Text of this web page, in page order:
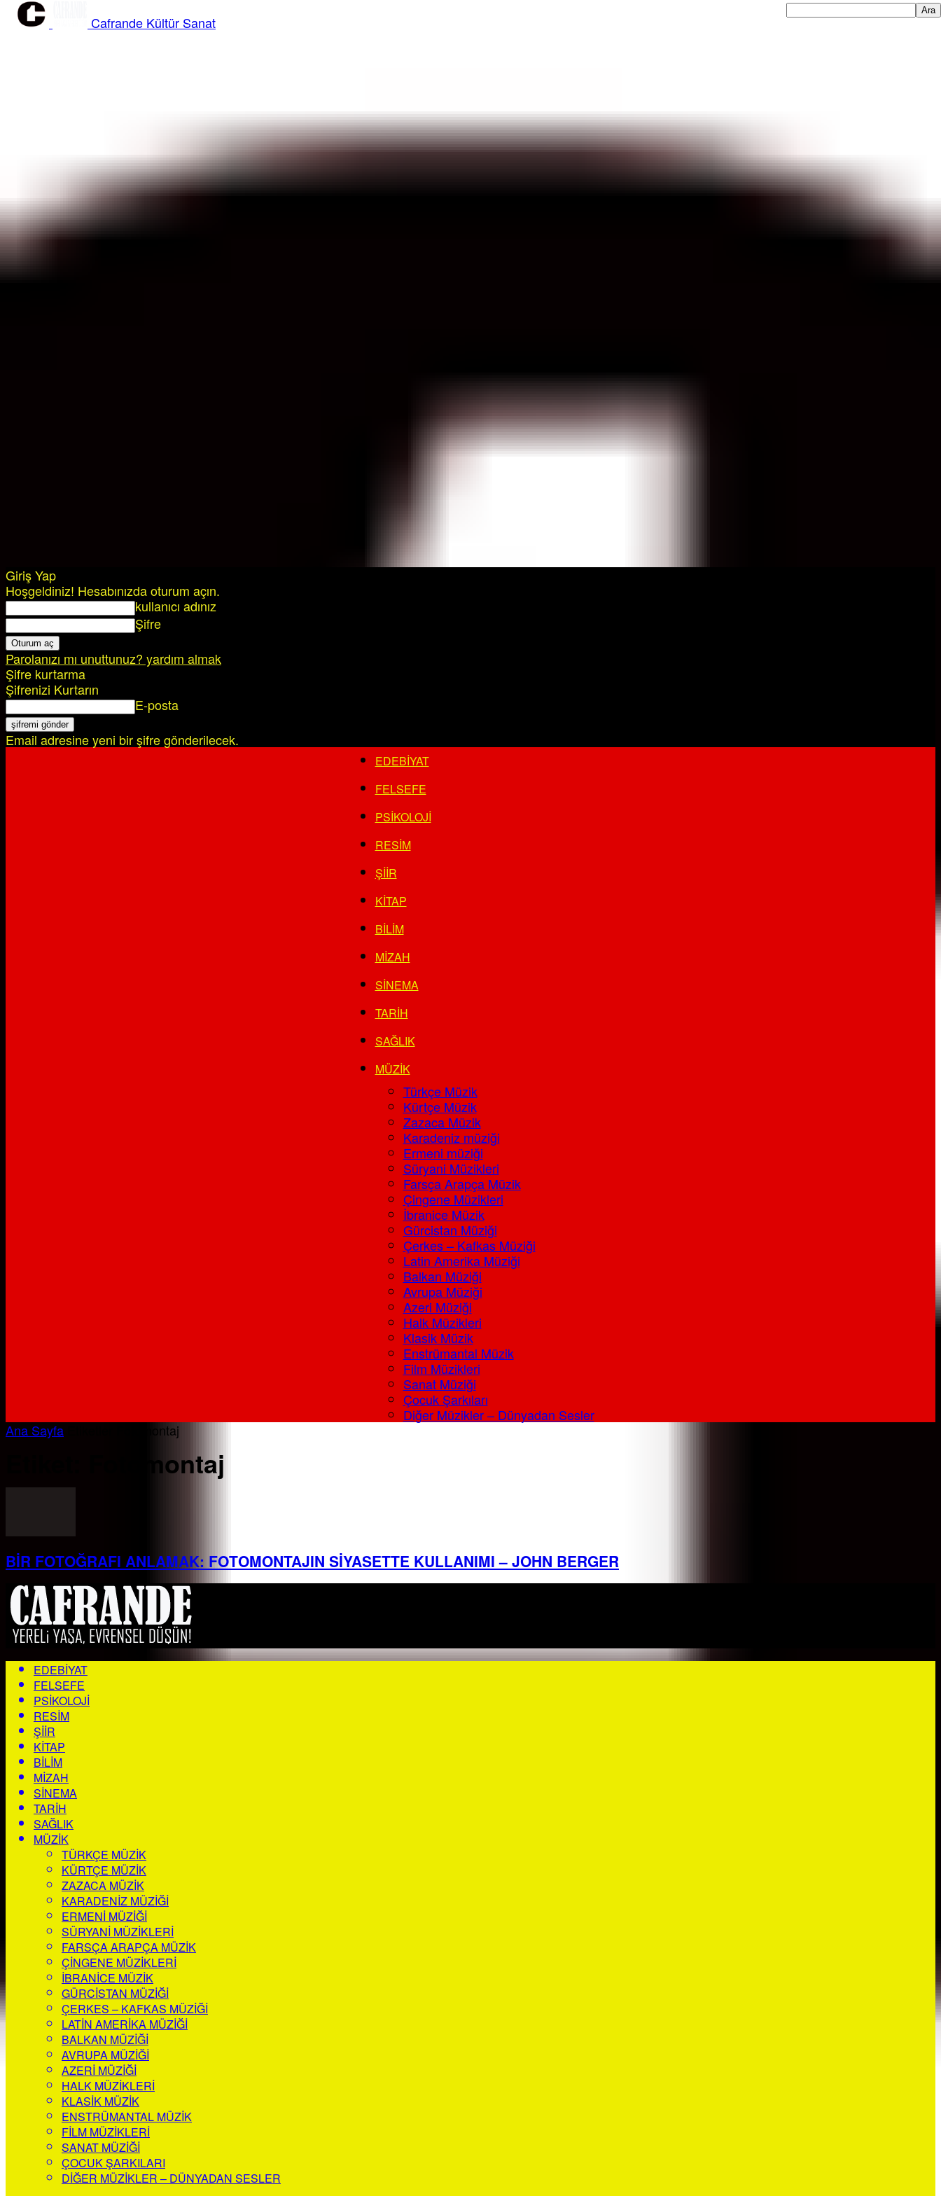
Giriş Yap
Hoşgeldiniz! Hesabınızda oturum açın.
kullanıcı adınız
Şifre
Parolanızı mı unuttunuz? yardım almak
Şifre kurtarma
Şifrenizi Kurtarın
E-posta
Email adresine yeni bir şifre gönderilecek.
Cafrande Kültür Sanat
EDEBIYAT
FELSEFE
PSIKOLOJI
RESIM
ŞIIR
KITAP
BILIM
MIZAH
SINEMA
TARIH
SAĞLIK
MÜZIK
Türkçe Müzik
Kürtçe Müzik
Zazaca Müzik
Karadeniz müziği
Ermeni müziği
Süryani Müzikleri
Farsça Arapça Müzik
Çingene Müzikleri
İbranice Müzik
Gürcistan Müziği
Çerkes – Kafkas Müziği
Latin Amerika Müziği
Balkan Müziği
Avrupa Müziği
Azeri Müziği
Halk Müzikleri
Klasik Müzik
Enstrümantal Müzik
Film Müzikleri
Sanat Müziği
Çocuk Şarkıları
Diğer Müzikler – Dünyadan Sesler
Ana Sayfa
Fotomontaj
Etiket: Fotomontaj
BİR FOTOĞRAFI ANLAMAK: FOTOMONTAJIN SİYASETTE KULLANIMI – JOHN BERGER
EDEBIYAT
FELSEFE
PSIKOLOJI
RESIM
ŞIIR
KITAP
BILIM
MIZAH
SINEMA
TARIH
SAĞLIK
MÜZIK
TÜRKÇE MÜZIK
KÜRTÇE MÜZIK
ZAZACA MÜZIK
KARADENIZ MÜZIĞI
ERMENI MÜZIĞI
SÜRYANI MÜZIKLERI
FARSÇA ARAPÇA MÜZIK
ÇINGENE MÜZIKLERI
İBRANICE MÜZIK
GÜRCISTAN MÜZIĞI
ÇERKES – KAFKAS MÜZIĞI
LATIN AMERIKA MÜZIĞI
BALKAN MÜZIĞI
AVRUPA MÜZIĞI
AZERI MÜZIĞI
HALK MÜZIKLERI
KLASIK MÜZIK
ENSTRÜMANTAL MÜZIK
FILM MÜZIKLERI
SANAT MÜZIĞI
ÇOCUK ŞARKILARI
DIĞER MÜZIKLER – DÜNYADAN SESLER